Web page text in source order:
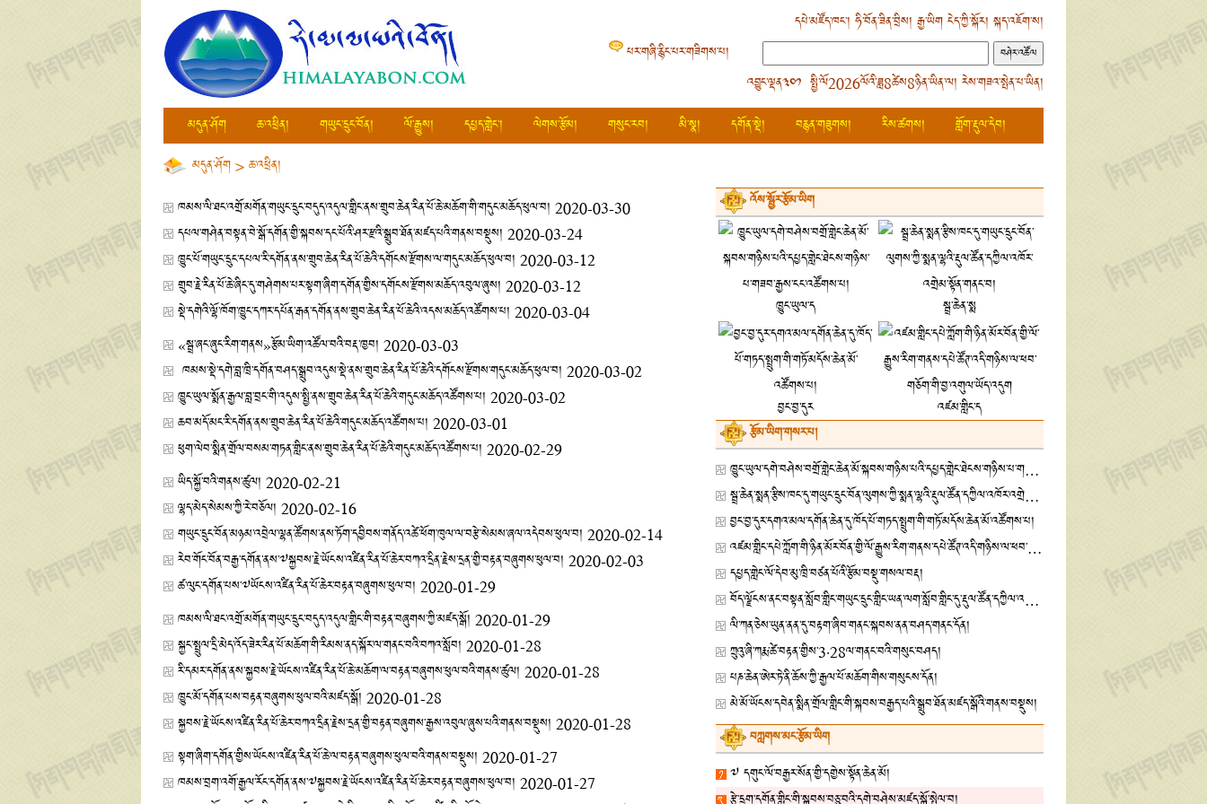
དཔེ་མཛོད་ཁང་། ཧི་བོན་ཟིན་བྲིས། རྒྱ་ཡིགངེད་ཀྱི་སྐོར། སྐད་འཇོག་ས།
པར་གཞི་རྙིང་པར་གཟིགས་པ།
འབྱུང་ལྡན༣༠༡ སྤྱི་ལོ2026ལོའི་ཟླ8ཚེས8ཉིན་ཡིན་ལ། རེས་གཟའ་སྤེན་པ་ཡིན།
མདུན་ཤོག
ཆ་འཕྲིན། གཡུང་དྲུང་བོན། ལོ་རྒྱུས། དཔྱད་གླེང་། ལེགས་རྩོམ། གསུང་རབ། མི་སྣ། དགོན་སྡེ། བརྙན་གཟུགས། རིས་ཚགས།
གློག་རྡུལ་དེབ།
མདུན་ཤོག>ཆ་འཕྲིན།
ཁམས་ལི་ཐང་འགྲོ་མགོན་གཡུང་དྲུང་བདུད་འདུལ་གླིང་ནས་གྲུབ་ཆེན་རིན་པོ་ཆེ་མཆོག་གི་གདུང་མཆོད་ཕུལ་བ། 2020-03-30
དཔལ་གཤེན་བསྟན་བེ་སྒོ་དགོན་གྱི་སྐབས་དང་པོའི་ཤར་རྫའི་སྒྲུབ་ཐོན་མཛད་པའི་གནས་བསྡུས། 2020-03-24
ཁྱུང་པོ་གཡུང་དྲུང་དཔལ་རི་དགོན་ནས་གྲུབ་ཆེན་རིན་པོ་ཆེའི་དགོངས་རྫོགས་ལ་གདུང་མཆོད་ཕུལ་བ། 2020-03-12
གྲུབ་རྗེ་རིན་པོ་ཆེ་ཞིང་དུ་གཤེགས་པར་སྟག་ཞིག་དགོན་གྱིས་དགོངས་རྫོགས་མཆོད་འབུལ་ཞུས། 2020-03-12
སྡེ་དགེའི་ལྷོ་ཁོག་ཁྱུང་དཀར་དཔོན་རྒན་དགོན་ནས་གྲུབ་ཆེན་རིན་པོ་ཆེའི་འདས་མཆོད་འཚོགས་པ། 2020-03-04
«སྦྲ་ཞང་ཞུང་རིག་གནས»རྩོམ་ཡིག་འཚོལ་བའི་བརྡ་ཁྱབ། 2020-03-03
ཁམས་སྡེ་དགེ་བླ་ཁྲི་དགོན་བཤད་སྒྲུབ་འདུས་སྡེ་ནས་གྲུབ་ཆེན་རིན་པོ་ཆེའི་དགོངས་རྫོགས་གདུང་མཆོད་ཕུལ་བ། 2020-03-02
ཁྱུང་ཡུལ་སྨོན་རྒྱལ་བླ་བྲང་གི་འདུས་སྤྱི་ནས་གྲུབ་ཆེན་རིན་པོ་ཆེའི་གདུང་མཆོད་འཚོགས་པ། 2020-03-02
ཆབ་མདོ་མང་རི་དགོན་ནས་གྲུབ་ཆེན་རིན་པོ་ཆེའི་གདུང་མཆོད་འཚོགས་པ། 2020-03-01
ཕུག་ལེབ་སྨིན་གྲོལ་བསམ་གཏན་གླིང་ནས་གྲུབ་ཆེན་རིན་པོ་ཆེའི་གདུང་མཆོད་འཚོགས་པ། 2020-02-29
ཡིད་སྐྱོ་བའི་གནས་ཚུལ། 2020-02-21
ལྷད་མེད་སེམས་ཀྱི་རེ་བཅོལ། 2020-02-16
གཡུང་དྲུང་བོན་མཉམ་འབྲེལ་ལྷན་ཚོགས་ནས་ཏོག་དབྱིབས་གནོད་འཚེ་ཕོག་ཁུལ་ལ་བརྩེ་སེམས་ཞལ་འདེབས་ཕུལ་བ། 2020-02-14
རེབ་གོང་བོན་བརྒྱ་དགོན་ནས་༧སྐྱབས་རྗེ་ཡོངས་འཛིན་རིན་པོ་ཆེར་བཀའ་དྲིན་རྗེས་དྲན་གྱི་བརྟན་བཞུགས་ཕུལ་བ། 2020-02-03
ཚ་ལུང་དགོན་པས་༧ཡོངས་འཛིན་རིན་པོ་ཆེར་བརྟན་བཞུགས་ཕུལ་བ། 2020-01-29
ཁམས་ལི་ཐང་འགྲོ་མགོན་གཡུང་དྲུང་བདུད་འདུལ་གླིང་གི་བརྟན་བཞུགས་ཀྱི་མཛད་སྒོ། 2020-01-29
སྐྱང་སྤྲུལ་དྲི་མེད་འོད་ཟེར་རིན་པོ་མཆོག་གི་རིམས་ནད་སྐོར་ལ་གནང་བའི་བཀའ་སློབ། 2020-01-28
རི་དམར་དགོན་ནས་སྐྱབས་རྗེ་ཡོངས་འཛིན་རིན་པོ་ཆེ་མཆོག་ལ་བརྟན་བཞུགས་ཕུལ་བའི་གནས་ཚུལ། 2020-01-28
ཁྱུང་མོ་དགོན་པས་བརྟན་བཞུགས་ཕུལ་བའི་མཛད་སྒོ། 2020-01-28
སྐྱབས་རྗེ་ཡོངས་འཛིན་རིན་པོ་ཆེར་བཀའ་དྲིན་རྗེས་དྲན་གྱི་བརྟན་བཞུགས་རྒྱས་འབུལ་ཞུས་པའི་གནས་བསྡུས། 2020-01-28
སྟག་ཞིག་དགོན་གྱིས་ཡོངས་འཛིན་རིན་པོ་ཆེ་ལ་བརྟན་བཞུགས་ཕུལ་བའི་གནས་བསྡུས། 2020-01-27
ཁམས་བྲག་འགོ་རྒྱལ་རོང་དགོན་ནས་༧སྐྱབས་རྗེ་ཡོངས་འཛིན་རིན་པོ་ཆེར་བརྟན་བཞུགས་ཕུལ་བ། 2020-01-27
འོས་སྦྱོར་རྩོམ་ཡིག
ཁྱུང་ཡུལ་ད སྦྲ་ཆེན་སྨ
བྱང་བྱ་དུར
འཛམ་གླིང་ད
རྩོམ་ཡིག་གསར་པ།
ཁྱུང་ཡུལ་དགེ་བཤེས་བགྲོ་གླེང་ཆེན་མོ་སྐབས་གཉིས་པའི་དཔྱད་གླེང་ཐེངས་གཉིས་པ་གཟབ་རྒྱས་ངང་འཚོགས་པ།
སྦྲ་ཆེན་སྨན་རྩིས་ཁང་དུ་གཡུང་དྲུང་བོན་ལུགས་ཀྱི་སྨན་ལྷའི་རྡུལ་ཚོན་དཀྱིལ་འཁོར་འགྲེམ་སྟོན་གནང་བ།
བྱང་བྱ་དུར་དགའ་མལ་དགོན་ཆེན་དུ་ཁོད་པོ་གཏད་སྤྲུག་གི་གཏོ་མདོས་ཆེན་མོ་འཚོགས་པ།
འཛམ་གླིང་དཔེ་ཀློག་གི་ཉིན་མོར་བོན་གྱི་ལོ་རྒྱུས་རིག་གནས་དཔེ་ཚོཊ་འདི་གཉིས་ལ་ཕབ་གཅོག་གི་བྱ་འགུལ་ཡོད་འདུག
དཔྱད་གླེང་ལོ་དེབ་མུ་ཁྲི་བཙན་པོའི་རྩོམ་བསྡུ་གསལ་བརྡ།
བོད་ལྗོངས་ནང་བསྟན་སློབ་གླིང་གཡུང་དྲུང་གླིང་ཡན་ལག་སློབ་གླིང་དུ་རྡུལ་ཚོན་དཀྱིལ་འཁོར་འགྲེམས་སྟོན་གནང་བ།
ལི་ཀན་ཅེས་ཡུན་ནན་དུ་བརྟག་ཞིབ་གནང་སྐབས་ནན་བཤད་གནང་དོན།
ཀྲུའུ་ཞི་ཀརྨ་ཚེ་བརྟན་གྱིས་3·28ལ་གནང་བའི་གསུང་བཤད།
པཎ་ཆེན་ཨེར་ཏེ་ནི་ཆོས་ཀྱི་རྒྱལ་པོ་མཆོག་གིས་གསུངས་དོན།
མེ་མོ་ཡོངས་དབེན་སྨིན་གྲོལ་གླིང་གི་སྐབས་བརྒྱད་པའི་སྒྲུབ་ཐོན་མཛད་སྒོའི་གནས་བསྡུས།
བཀླགས་མང་རྩོམ་ཡིག
༧ དགུང་ལོ་བརྒྱར་སོན་གྱི་དགྱེས་སྟོན་ཆེན་མོ།